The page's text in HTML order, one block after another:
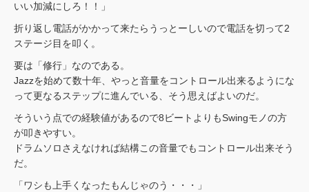
いい加減にしろ！！」
折り返し電話がかかって来たらうっとーしいので電話を切って2
ステージ目を叩く。
要は「修行」なのである。
Jazzを始めて数十年、やっと音量をコントロール出来るようにな
って更なるステップに進んでいる、そう思えばよいのだ。
そういう点での経験値があるので8ビートよりもSwingモノの方
が叩きやすい。
ドラムソロさえなければ結構この音量でもコントロール出来そう
だ。
「ワシも上手くなったもんじゃのう・・・」